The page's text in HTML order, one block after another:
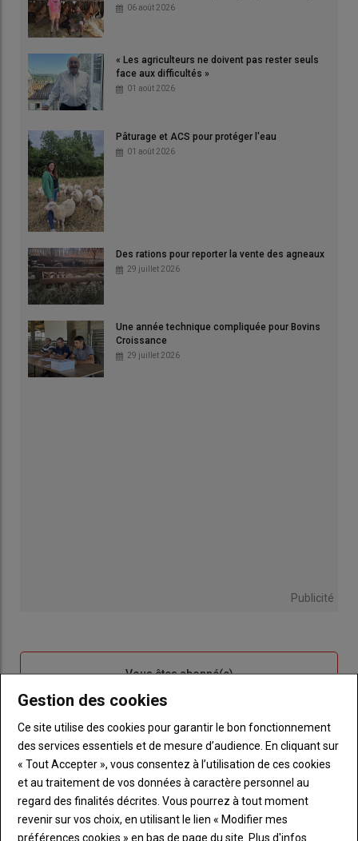
06 août 2026
« Les agriculteurs ne doivent pas rester seuls
face aux difficultés »
01 août 2026
Pâturage et ACS pour protéger l'eau
01 août 2026
Des rations pour reporter la vente des agneaux
29 juillet 2026
Une année technique compliquée pour Bovins
Croissance
29 juillet 2026
Publicité
Sous-
Vous êtes abonné(e)
TITRE IDENTIFIEZ-VOUS
Body
Connectez-vous à votre compte pour profiter
de votre abonnement
Lien
"Créer
un
nouveau
Créer un nouveau compte
Lien
"Réinitialiser
votre
Réinitialiser votre mot de passe
Lien
Gestion des cookies
Ce site utilise des cookies pour garantir le bon fonctionnement
des services essentiels et de mesure d’audience. En cliquant sur
« Tout Accepter », vous consentez à l’utilisation de ces cookies
et au traitement de vos données à caractère personnel au
regard des finalités décrites. Vous pourrez à tout moment
revenir sur vos choix, en utilisant le lien « Modifier mes
préférences cookies » en bas de page du site. Plus d'infos